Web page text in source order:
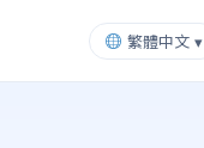
繁體中文 ▾